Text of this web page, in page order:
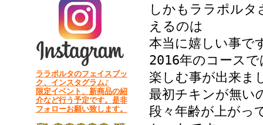
ララポルタのフェイスブッ
ク、インスタグラム♪
限定イベント、新商品の紹
介など行う予定です。是非
フォローお願い致します。
しかもララポルタ
えるのは
本当に嬉しい事で
2016年のコース
楽しむ事が出来ま
最初チキンが無い
段々年齢が上がっ